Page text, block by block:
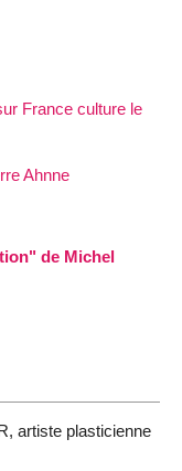
France culture le
Ahnne
de Michel
artiste plasticienne